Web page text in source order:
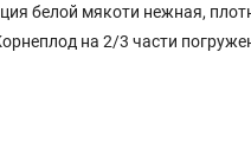
белой мякоти нежная,
на 2/3 части